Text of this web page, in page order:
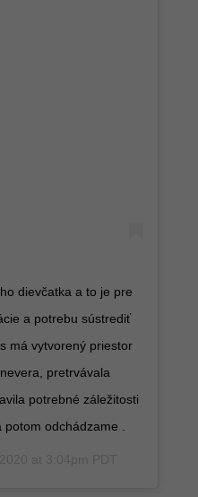
dievčatka a to je pre
a potrebu sústrediť
má vytvorený priestor
pretrvávala
potrebné záležitosti
odchádzame .